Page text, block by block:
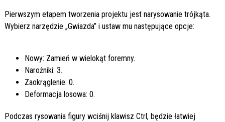
Pierwszym etapem tworzenia projektu jest narysowanie trójkąta.
Wybierz narzędzie „Gwiazda” i ustaw mu następujące opcje:
Nowy: Zamień w wielokąt foremny.
Narożniki: 3.
Zaokrąglenie: 0.
Deformacja losowa: 0.
Podczas rysowania figury wciśnij klawisz Ctrl, będzie łatwiej